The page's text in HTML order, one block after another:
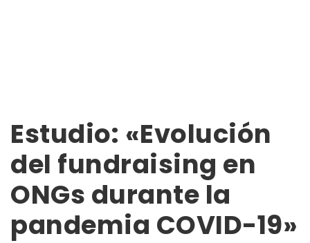
Estudio: «Evolución
del fundraising en
ONGs durante la
pandemia COVID-19»